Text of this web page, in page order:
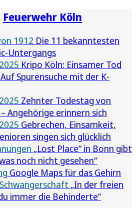
Feuerwehr Köln
1912 Die 11 bekanntesten
Untergangs
Kripo Köln: Einsamer Tod
Spurensuche mit der K-
Zehnter Todestag von
Angehörige erinnern sich
Gebrechen, Einsamkeit,
singen sich glücklich
„Lost Place“ in Bonn gibt
noch nicht gesehen“
Google Maps für das Gehirn
„In der freien
immer die Behinderte“